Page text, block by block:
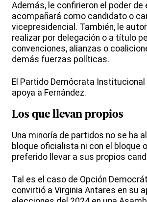
Además, le confirieron el poder de
acompañará como candidato o
vicepresidencial. También, le
realizar por delegación o a título
convenciones, alianzas o
demás fuerzas políticas.
El Partido Demócrata Institucional
apoya a Fernández.
Los que llevan propios
Una minoría de partidos no se ha
bloque oficialista ni con el bloque
preferido llevar a sus propios
Tal es el caso de Opción
convirtió a Virginia Antares en su